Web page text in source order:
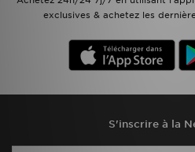
exclusives & achetez les
S'inscrire à la